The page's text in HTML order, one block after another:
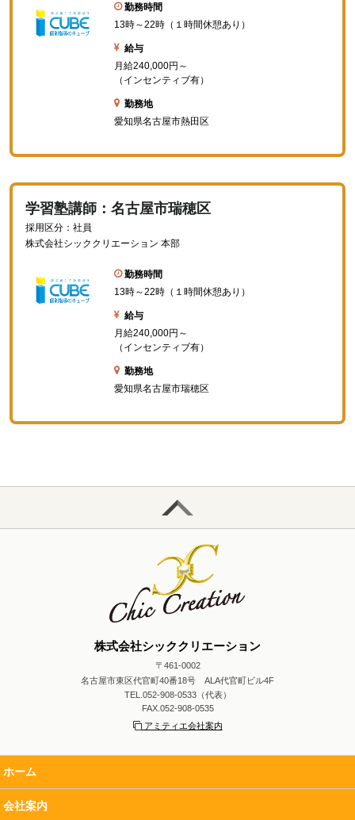
勤務時間
13時～22時（１時間休憩あり）
給与
月給240,000円～
（インセンティブ有）
勤務地
愛知県名古屋市熱田区
学習塾講師：名古屋市瑞穂区
採用区分：社員
株式会社シッククリエーション 本部
勤務時間
13時～22時（１時間休憩あり）
給与
月給240,000円～
（インセンティブ有）
勤務地
愛知県名古屋市瑞穂区
株式会社シッククリエーション
〒461-0002
名古屋市東区代官町40番18号 ALA代官町ビル4F
TEL.052-908-0533（代表）
FAX.052-908-0535
アミティエ会社案内
ホーム
会社案内